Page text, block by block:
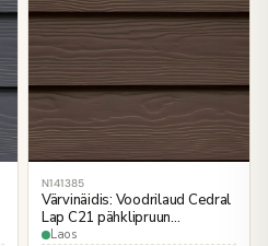
N141385
Värvinäidis: Voodrilaud Cedral
Lap C21 pähklipruun
3600×190 mm
Laos